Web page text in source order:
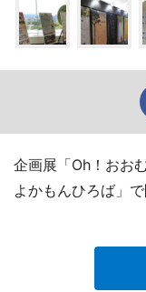
企画展「Oh！おお
よかもんひろば」で